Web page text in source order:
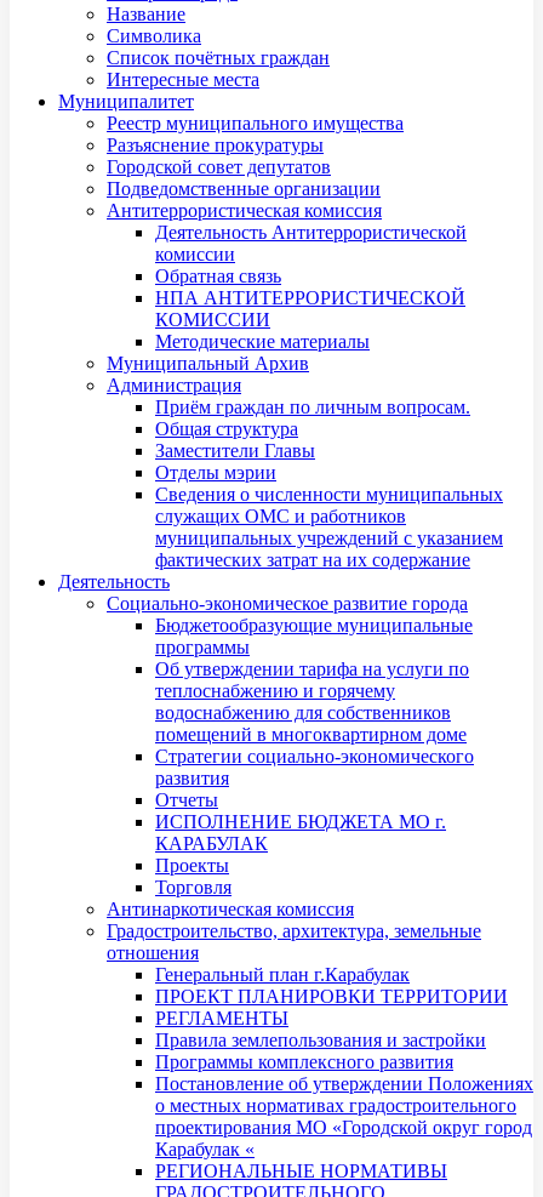
Название
Символика
Список почётных граждан
Интересные места
Муниципалитет
Реестр муниципального имущества
Разъяснение прокуратуры
Городской совет депутатов
Подведомственные организации
Антитеррористическая комиссия
Деятельность Антитеррористической
комиссии
Обратная связь
НПА АНТИТЕРРОРИСТИЧЕСКОЙ
КОМИССИИ
Методические материалы
Муниципальный Архив
Администрация
Приём граждан по личным вопросам.
Общая структура
Заместители Главы
Отделы мэрии
Сведения о численности муниципальных
служащих ОМС и работников
муниципальных учреждений с указанием
фактических затрат на их содержание
Деятельность
Социально-экономическое развитие города
Бюджетообразующие муниципальные
программы
Об утверждении тарифа на услуги по
теплоснабжению и горячему
водоснабжению для собственников
помещений в многоквартирном доме
Стратегии социально-экономического
развития
Отчеты
ИСПОЛНЕНИЕ БЮДЖЕТА МО г.
КАРАБУЛАК
Проекты
Торговля
Антинаркотическая комиссия
Градостроительство, архитектура, земельные
отношения
Генеральный план г.Карабулак
ПРОЕКТ ПЛАНИРОВКИ ТЕРРИТОРИИ
РЕГЛАМЕНТЫ
Правила землепользования и застройки
Программы комплексного развития
Постановление об утверждении Положениях
о местных нормативах градостроительного
проектирования МО «Городской округ город
Карабулак «
РЕГИОНАЛЬНЫЕ НОРМАТИВЫ
ГРАДОСТРОИТЕЛЬНОГО